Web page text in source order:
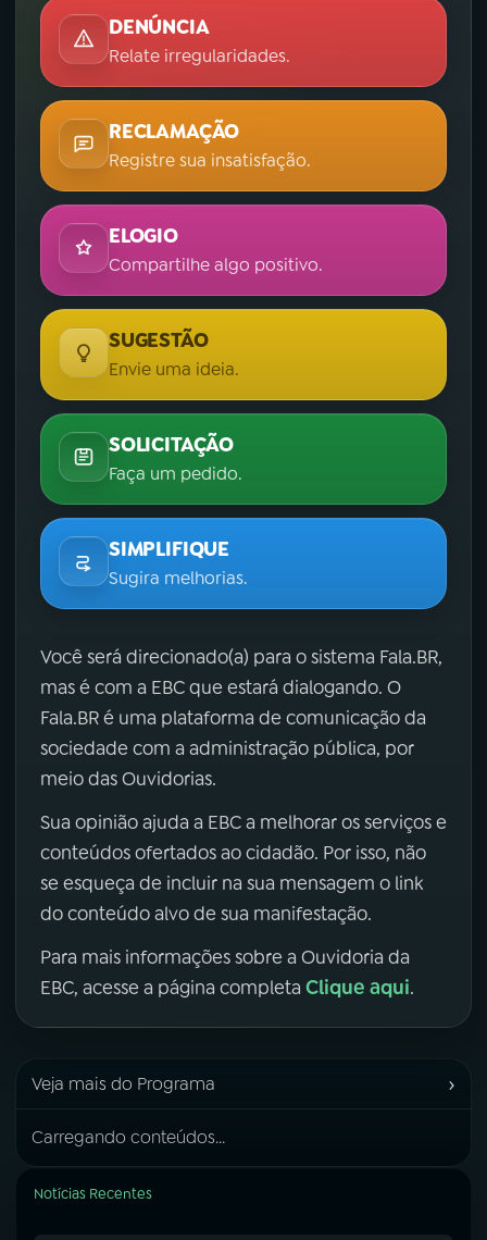
DENÚNCIA
Relate irregularidades.
RECLAMAÇÃO
Registre sua insatisfação.
ELOGIO
Compartilhe algo positivo.
SUGESTÃO
Envie uma ideia.
SOLICITAÇÃO
Faça um pedido.
SIMPLIFIQUE
Sugira melhorias.
Você será direcionado(a) para o sistema Fala.BR,
mas é com a EBC que estará dialogando. O
Fala.BR é uma plataforma de comunicação da
sociedade com a administração pública, por
meio das Ouvidorias.
Sua opinião ajuda a EBC a melhorar os serviços e
conteúdos ofertados ao cidadão. Por isso, não
se esqueça de incluir na sua mensagem o link
do conteúdo alvo de sua manifestação.
Para mais informações sobre a Ouvidoria da
EBC, acesse a página completa Clique aqui.
Veja mais do Programa ›
Carregando conteúdos...
Notícias Recentes